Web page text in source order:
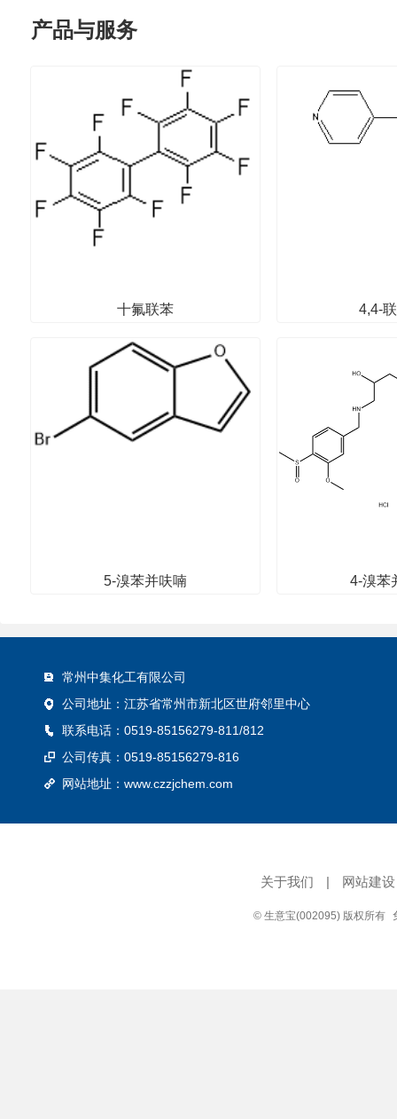
产品与服务
十氟联苯 4,4-
5-溴苯并呋喃 4-溴苯
常州中集化工有限公司
公司地址：江苏省常州市新北区世府邻里中心
联系电话：0519-85156279-811/812
公司传真：0519-85156279-816
网站地址： www.czzjchem.com
关于我们 | 网站建设
© 生意宝(002095) 版权所有